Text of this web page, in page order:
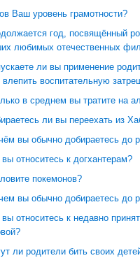
Ваш уровень грамотности?
год, посвящённый
любимых отечественных
ли вы применение
влепить воспитательную
в среднем вы тратите на
ли вы переехать из
вы обычно добираетесь до
вы относитесь к догхантерам?
покемонов?
вы обычно добираетесь до
вы относитесь к недавно
ли родители бить своих